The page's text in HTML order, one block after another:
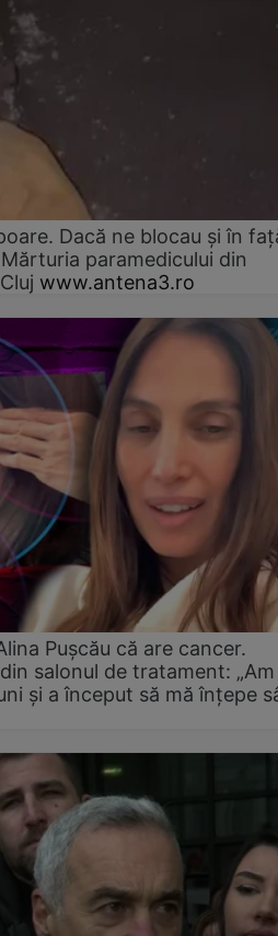
Dacă ne blocau şi în
paramedicului din
www.antena3.ro
Pușcău că are cancer.
salonul de tratament:
și a început să mă înțepe